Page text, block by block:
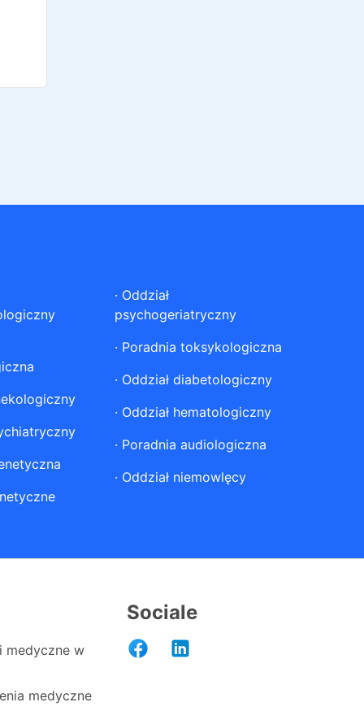
· Oddział
psychogeriatryczny
· Poradnia toksykologiczna
· Oddział diabetologiczny
· Oddział hematologiczny
· Poradnia audiologiczna
· Oddział niemowlęcy
medyczne w
medyczne
Sociale